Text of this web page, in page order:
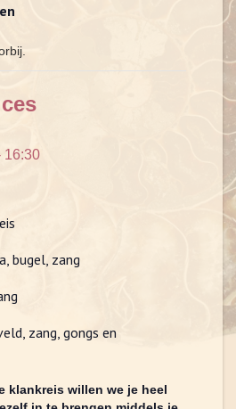
16:30
bugel, zang
zang, gongs en
klankreis willen we je heel